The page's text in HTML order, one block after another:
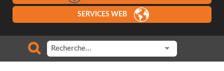
SERVICES WEB